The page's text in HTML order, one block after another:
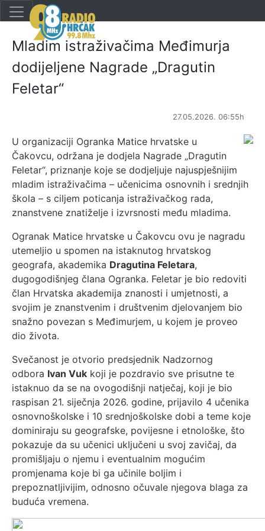
Mladim istraživačima Međimurja
dodijeljene Nagrade „Dragutin
Feletar“
27.05.2026. 06:55h
U organizaciji Ogranka Matice hrvatske u
Čakovcu, održana je dodjela Nagrade „Dragutin
Feletar“, priznanje koje se dodjeljuje najuspješnijim
mladim istraživačima – učenicima osnovnih i srednjih
škola – s ciljem poticanja istraživačkog rada,
znanstvene znatiželje i izvrsnosti među mladima.
Ogranak Matice hrvatske u Čakovcu ovu je nagradu
utemeljio u spomen na istaknutog hrvatskog
geografa, akademika Dragutina Feletara,
dugogodišnjeg člana Ogranka. Feletar je bio redoviti
član Hrvatska akademija znanosti i umjetnosti, a
svojim je znanstvenim i društvenim djelovanjem bio
snažno povezan s Međimurjem, u kojem je proveo
dio života.
Svečanost je otvorio predsjednik Nadzornog
odbora Ivan Vuk koji je pozdravio sve prisutne te
istaknuo da se na ovogodišnji natječaj, koji je bio
raspisan 21. siječnja 2026. godine, prijavilo 4 učenika
osnovnoškolske i 10 srednjoškolske dobi a teme koje
dominiraju su geografske, povijesne i etnološke, što
pokazuje da su učenici uključeni u svoj zavičaj, da
promišljaju o njemu i eventualnim mogućim
promjenama koje bi ga učinile boljim i
prepoznatljivijim, odnosno očuvale njegova blaga za
buduća vremena.